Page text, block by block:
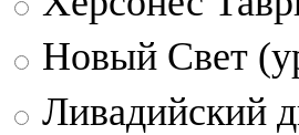
Новый Свет
Ливадийский